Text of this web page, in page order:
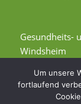
Gesundheits-
Windsheim
Um unsere
fortlaufend